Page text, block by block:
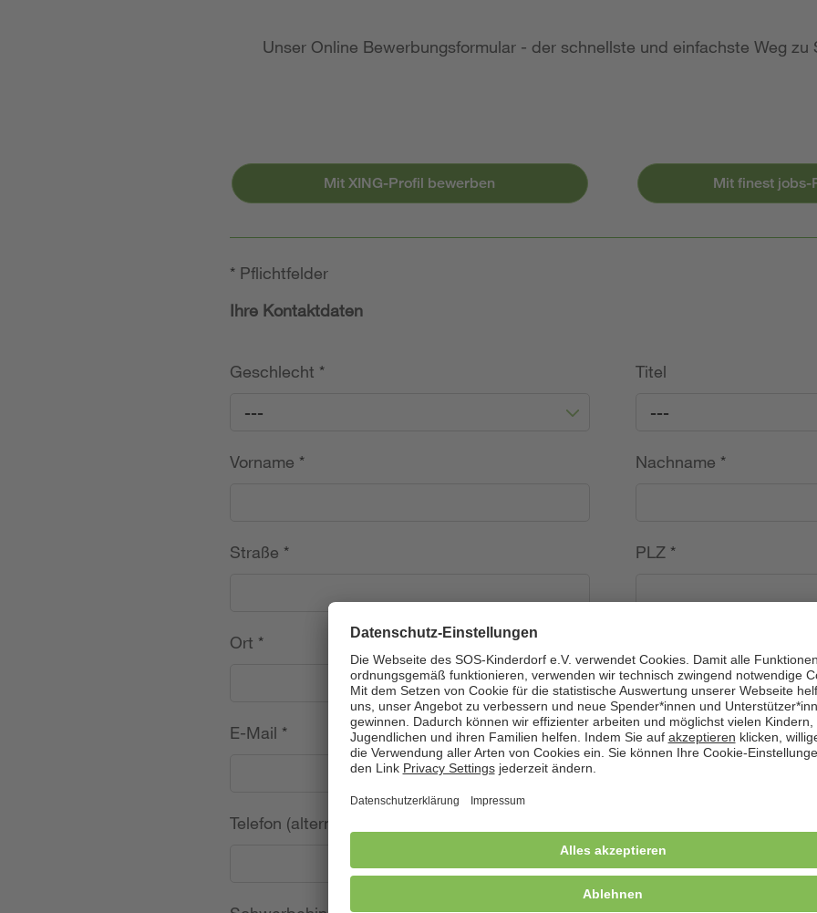
Unser Online Bewerbungsformular - der schnellste und einfachste Weg zu
Mit XING-Profil bewerben Mit finest
* Pflichtfelder
Ihre Kontaktdaten
Geschlecht *
---
Titel
---
Vorname * Nachname *
Straße * PLZ *
Ort *
---
E-Mail * Telefon*
Telefon (alternativ)